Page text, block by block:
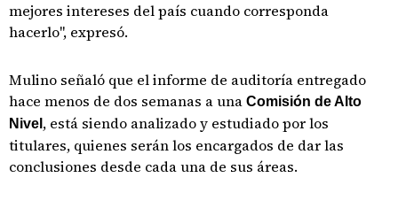
mejores intereses del país cuando corresponda
hacerlo", expresó.
Mulino señaló que el informe de auditoría entregado
hace menos de dos semanas a una Comisión de Alto
Nivel , está siendo analizado y estudiado por los
titulares, quienes serán los encargados de dar las
conclusiones desde cada una de sus áreas.